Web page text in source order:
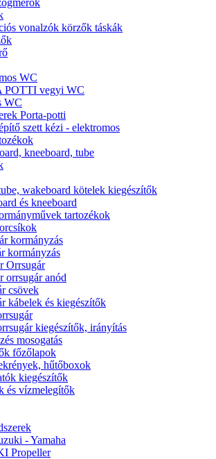
vonalzók körzők táskák
WC
POTTI vegyi WC
WC
Porta-potti
szett kézi - elektromos
kneeboard, tube
wakeboard kötelek kiegészítők
és kneeboard
tartozékok
kormányzás
kormányzás
Orrsugár
orrsugár anód
csövek
kábelek és kiegészítők
kiegészítők, irányítás
mosogatás
főzőlapok
hűtőboxok
kiegészítők
és vízmelegítők
- Yamaha
Propeller